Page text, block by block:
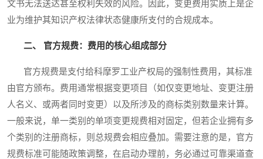
文书无法送达甚至权利失效的风险。因此，变更费用实质上是企
业为维护其知识产权法律状态健康所支付的合规成本。
二、 官方规费：费用的核心组成部分
官方规费是支付给科摩罗工业产权局的强制性费用，其标准
由官方颁布。费用通常根据变更项目（如仅变更地址、变更注册
人名义、或两者同时变更）以及所涉及的商标类别数量来计算。
一般来说，单一类别的单项变更规费相对固定，但若企业拥有多
个类别的注册商标，则总规费会相应叠加。需要注意的是，官方
规费标准可能随政策调整，在启动办理前，务必通过可靠渠道查